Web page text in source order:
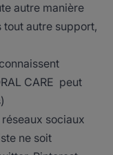
autre manière
autre support,
CARE peut
sociaux
ne soit